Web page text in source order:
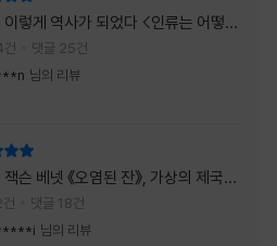
호텔에서 잠복 수사를 하며
호텔리어의 가면을 쓰고 있었다면, 이제
게 역사가 되었다 <인류는 어떻게
되었나>댓글 25건
님의 리뷰
슨 베넷 《오염된 잔》, 가상의 제국이
과 미스터리 사건의 치밀함이 이루어
의 시너지...
댓글 18건
님의 리뷰